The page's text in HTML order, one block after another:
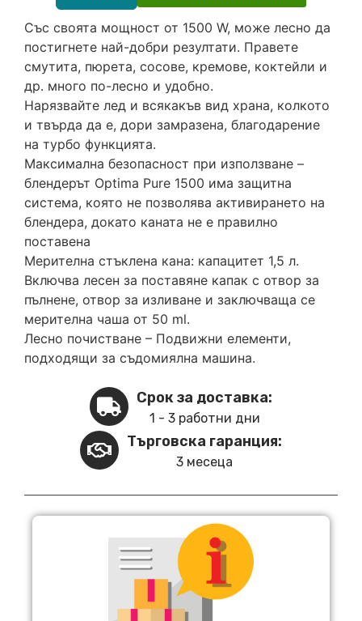
Със своята мощност от 1500 W, може лесно да
постигнете най-добри резултати. Правете
смутита, пюрета, сосове, кремове, коктейли и
др. много по-лесно и удобно.
Нарязвайте лед и всякакъв вид храна, колкото
и твърда да е, дори замразена, благодарение
на турбо функцията.
Максимална безопасност при използване –
блендерът Optima Pure 1500 има защитна
система, която не позволява активирането на
блендера, докато каната не е правилно
поставена
Мерителна стъклена кана: капацитет 1,5 л.
Включва лесен за поставяне капак с отвор за
пълнене, отвор за изливане и заключваща се
мерителна чаша от 50 ml.
Лесно почистване – Подвижни елементи,
подходящи за съдомиялна машина.
Срок за доставка:
1 - 3 работни дни
Търговска гаранция:
3 месеца